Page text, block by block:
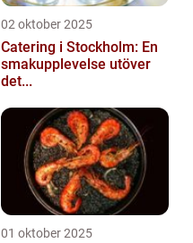
02 oktober 2025
Catering i Stockholm: En
smakupplevelse utöver
det...
01 oktober 2025